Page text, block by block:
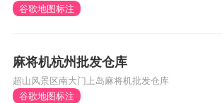
谷歌地图标注
麻将机杭州批发仓库
超山风景区南大门上岛麻将机批发仓库
谷歌地图标注